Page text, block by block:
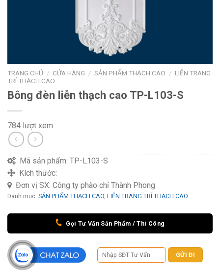
TRANG CHỦ / CỬA HÀNG / SẢN PHẨM THẠCH CAO / LIỄN TRANG
TRÍ THẠCH CAO
Bông đèn liễn thạch cao TP-L103-S
784 lượt xem
Mã sản phẩm: TP-L103-S
Kích thước:
Đơn vị SX: Công ty phào chỉ Thành Phong
Danh mục: SẢN PHẨM THẠCH CAO, LIỄN TRANG TRÍ THẠCH CAO
Gọi Tư Vấn Sản Phẩm / Thi Công